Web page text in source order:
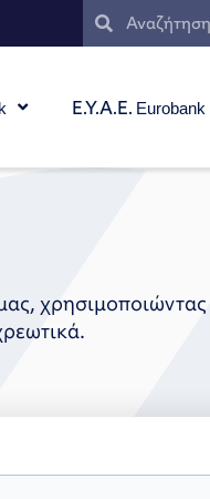
Ε.Υ.Α.Ε. Eurobank